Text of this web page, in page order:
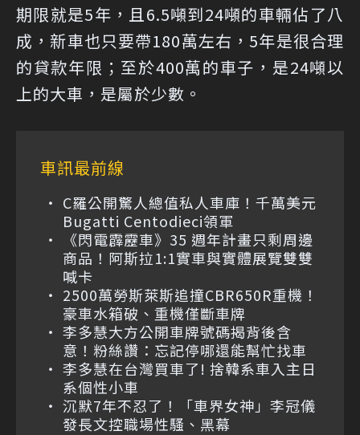
期限就是5年，且6.5噸到24噸的車輛佔了八
成，新車也只要帶180萬左右，5年是很合理
的貸款年限；至於400萬的車子，是24噸以
上的大車，是屬於少數。
車訊最前線
C羅公開驚人總值私人車庫！千萬美元
Bugatti Centodieci領軍
《閃電霹靂車》35 週年計畫只剩周邊
商品！阿斯拉1:1實車與實體展覽雙雙
喊卡
2500萬勞斯萊斯追撞CBR650R重機！
豪車水箱破、重機僅斷車牌
李多慧大方公開車牌號碼揭背後含
意！粉絲讚：忘記停哪還能幫忙找車
李多慧在台灣買車了! 捨韓系車入主日
系個性小車
沉默7年不忍了！「車界女神」李冠儀
發長文控職場性騷、黑幕